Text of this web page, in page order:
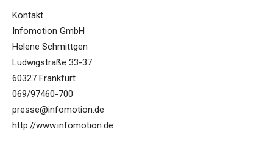
Kontakt
Infomotion GmbH
Helene Schmittgen
Ludwigstraße 33-37
60327 Frankfurt
069/97460-700
presse@infomotion.de
http://www.infomotion.de